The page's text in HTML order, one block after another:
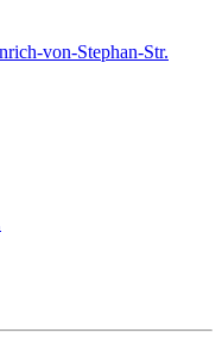
von-Stephan-Str.